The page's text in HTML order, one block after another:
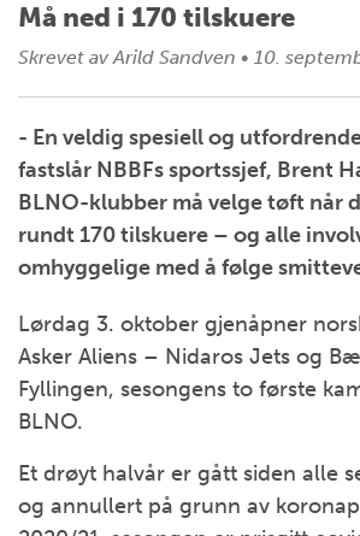
Må ned i 170 tilskuere
Skrevet av Arild Sandven • 10.
- En veldig spesiell og
fastslår NBBFs sportssjef, Brent
BLNO-klubber må velge tøft når
rundt 170 tilskuere – og alle
omhyggelige med å følge
Lørdag 3. oktober gjenåpner
Asker Aliens – Nidaros Jets og
Fyllingen, sesongens to første
BLNO.
Et drøyt halvår er gått siden alle
og annullert på grunn av